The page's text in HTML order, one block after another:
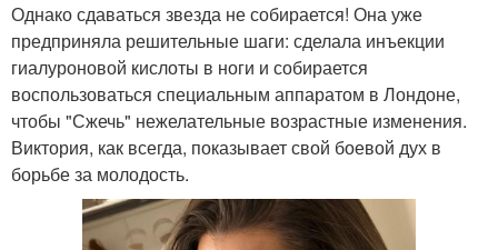
Однако сдаваться звезда не собирается! Она уже
предприняла решительные шаги: сделала инъекции
гиалуроновой кислоты в ноги и собирается
воспользоваться специальным аппаратом в Лондоне,
чтобы "Сжечь" нежелательные возрастные изменения.
Виктория, как всегда, показывает свой боевой дух в
борьбе за молодость.